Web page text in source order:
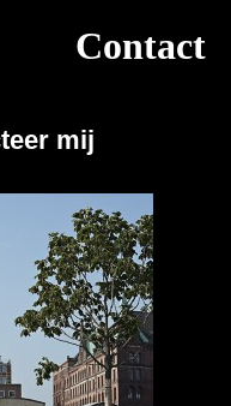
Contact
mij